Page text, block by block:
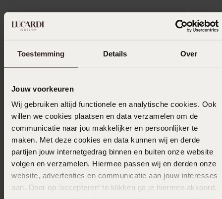
Toestemming Details Over
Jouw voorkeuren
Wij gebruiken altijd functionele en analytische cookies. Ook
willen we cookies plaatsen en data verzamelen om de
communicatie naar jou makkelijker en persoonlijker te
maken. Met deze cookies en data kunnen wij en derde
partijen jouw internetgedrag binnen en buiten onze website
volgen en verzamelen. Hiermee passen wij en derden onze
website, advertenties en communicatie aan jouw interesses
aan. Door op ‘accepteren’ te klikken ga je hiermee akkoord.